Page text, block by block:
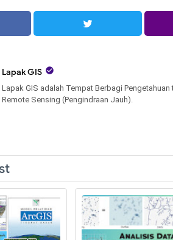
Lapak GIS 
Lapak GIS adalah Tempat Berbagi
Remote Sensing (Pengindraan Jauh).